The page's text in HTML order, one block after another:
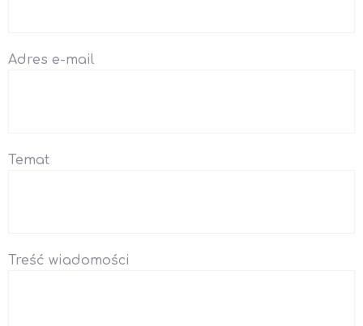
Adres e-mail
Temat
Treść wiadomości